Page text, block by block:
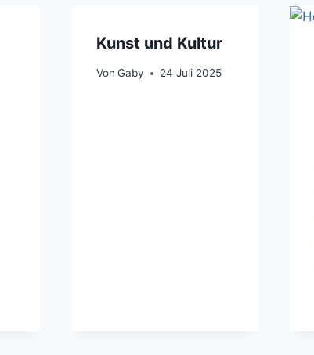
Kunst und Kultur
Von Gaby 24 Juli 2025